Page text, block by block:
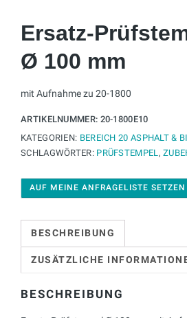
Ersatz-
Ø 100 mm
mit Aufnahme zu 20-1800
ARTIKELNUMMER: 20-1800E10
KATEGORIEN: BEREICH 20 ASPHALT &
SCHLAGWÖRTER: PRÜFSTEMPEL ,
AUF MEINE ANFRAGELISTE SETZEN
BESCHREIBUNG
ZUSÄTZLICHE
BESCHREIBUNG